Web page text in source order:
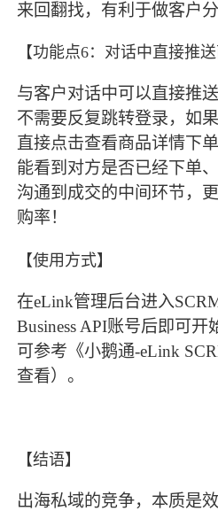
来回翻找，有利于做客户
【功能点6：对话中直接推送
与客户对话中可以直接推
不需要反复跳转登录，如
直接点击查看商品详情下
能看到对方是否已经下单
沟通到成交的中间环节，
购率！
【使用方式】
在eLink管理后台进入
Business API账号后即可
可参考《小鹅通-eLink
查看）。
【结语】
出海私域的竞争，本质是